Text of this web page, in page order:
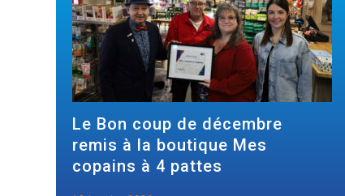
Le Bon coup de décembre
remis à la boutique Mes
copains à 4 pattes